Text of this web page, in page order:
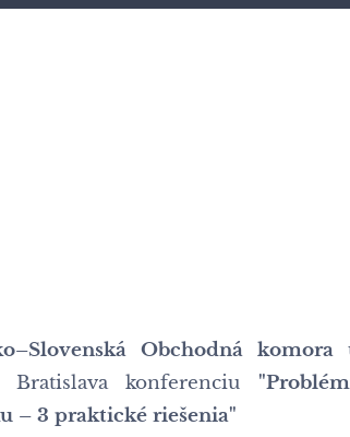
Obchodná komora
Bratislava konferenciu
– 3 praktické riešenia"